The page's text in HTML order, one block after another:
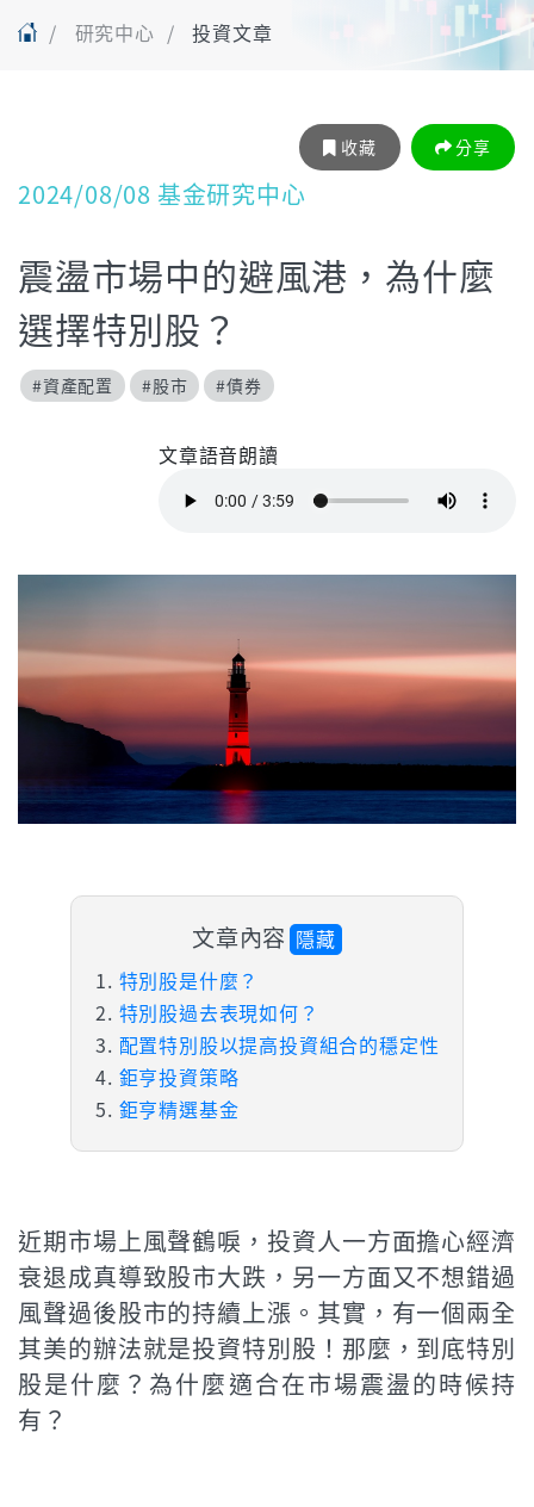
研究中心 投資文章
收藏 分享
2024/08/08 基金研究中心
震盪市場中的避風港，為什麼
選擇特別股？
#資產配置 #股市 #債券
文章語音朗讀
文章內容 隱藏
特別股是什麼？
特別股過去表現如何？
配置特別股以提高投資組合的穩定性
鉅亨投資策略
鉅亨精選基金
近期市場上風聲鶴唳，投資人一方面擔心經濟
衰退成真導致股市大跌，另一方面又不想錯過
風聲過後股市的持續上漲。其實，有一個兩全
其美的辦法就是投資特別股！那麼，到底特別
股是什麼？為什麼適合在市場震盪的時候持
有？